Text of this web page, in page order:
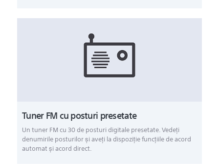
Tuner FM cu posturi presetate
Un tuner FM cu 30 de posturi digitale presetate. Vedeţi
denumirile posturilor şi aveţi la dispoziţie funcţiile de acord
automat şi acord direct.